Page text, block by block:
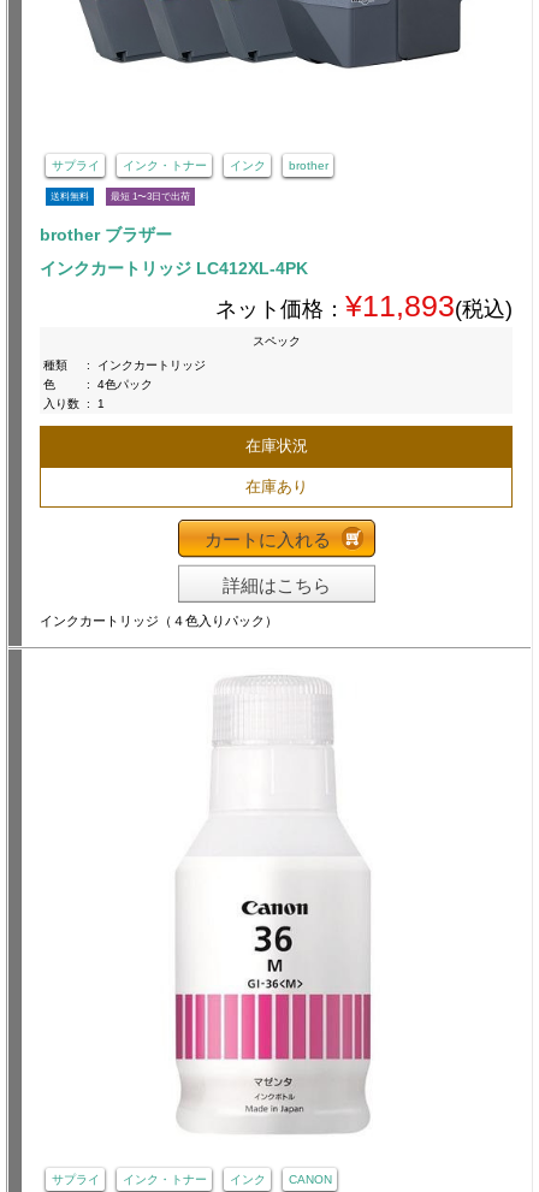
サプライ インク・トナー インク brother
送料無料 最短 1〜3日で出荷
brother ブラザー
インクカートリッジ LC412XL-4PK
ネット価格： ¥11,893(税込)
スペック
種類
:
インクカートリッジ
色
:
4色パック
入り数 : 1
在庫状況
在庫あり
カートに入れる
詳細はこちら
インクカートリッジ（４色入りパック）
サプライ インク・トナー インク CANON